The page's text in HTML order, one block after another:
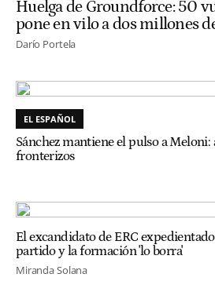
Huelga de Groundforce: 50
pone en vilo a dos millones
Darío Portela
EL ESPAÑOL
Sánchez mantiene el pulso a
fronterizos
El excandidato de ERC
partido y la formación 'lo borra'
Miranda Solana